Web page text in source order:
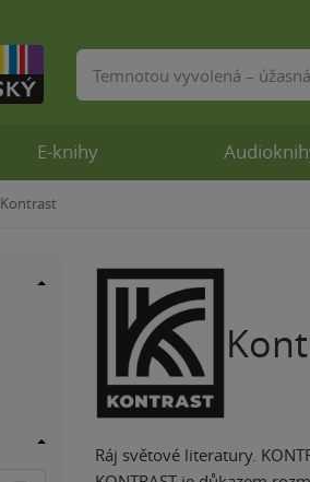
»
Kontrast
Ráj světové literatury.
E-knihy
Vyhledávání